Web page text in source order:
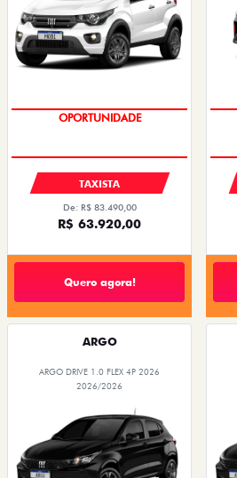
OPORTUNIDADE
TAXISTA
De: R$ 83.490,00
R$ 63.920,00
Quero agora!
ARGO
ARGO DRIVE 1.0 FLEX 4P 2026
2026/2026